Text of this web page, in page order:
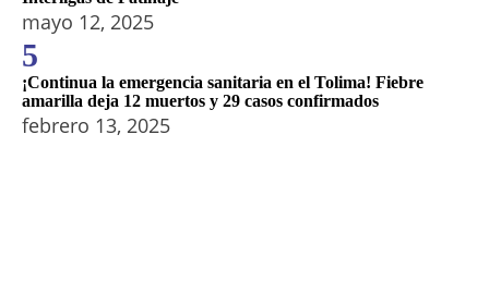
mayo 12, 2025
5
¡Continua la emergencia sanitaria en el Tolima! Fiebre
amarilla deja 12 muertos y 29 casos confirmados
febrero 13, 2025